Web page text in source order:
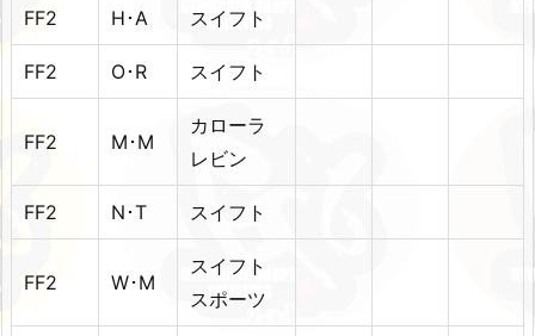
FF2 H･A スイフト
FF2 O･R スイフト
FF2 M･M
カローラ
レビン
FF2 N･T スイフト
FF2 W･M
スイフト
スポーツ